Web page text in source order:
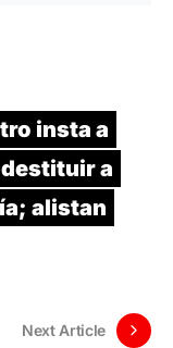
insta a
a
alistan
Next Article